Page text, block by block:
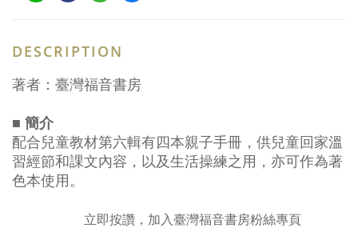
DESCRIPTION
著者：臺灣福音書房
■ 簡介
配合兒童教材第六輯有四本親子手冊，供兒童回家溫
習經節和課文內容，以及生活操練之用，亦可作為著
色本使用。
立即按讚，加入臺灣福音書房粉絲專頁